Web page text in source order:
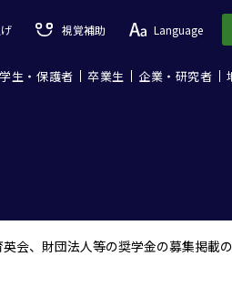
視覚補助 Language
生・保護者 卒業生 企業・研究者
会、財団法人等の奨学金の募集掲載